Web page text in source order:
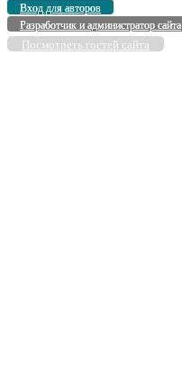
Вход для авторов
Разработчик и администратор сайта
Посмотреть гостей сайта